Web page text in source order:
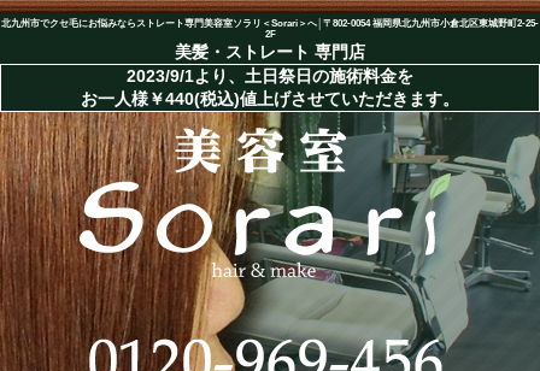
北九州市でクセ毛にお悩みならストレート専門美容室ソラリ＜Sorari＞へ│〒802-0054 福岡県北九州市小倉北区東城野町2-25-
2F
美髪・ストレート 専門店
2023/9/1より、土日祭日の施術料金を
お一人様￥440(税込)値上げさせていただきます。